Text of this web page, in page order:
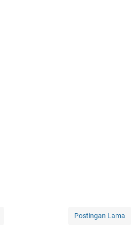
Postingan Lama